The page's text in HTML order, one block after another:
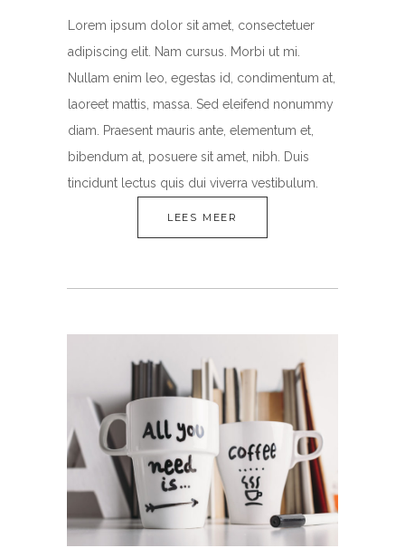
Lorem ipsum dolor sit amet, consectetuer
adipiscing elit. Nam cursus. Morbi ut mi.
Nullam enim leo, egestas id, condimentum at,
laoreet mattis, massa. Sed eleifend nonummy
diam. Praesent mauris ante, elementum et,
bibendum at, posuere sit amet, nibh. Duis
tincidunt lectus quis dui viverra vestibulum.
LEES MEER